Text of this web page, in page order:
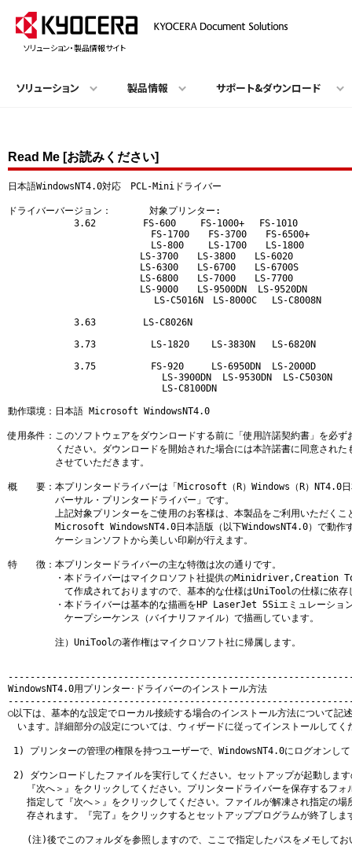
ソリューション・製品情報サイト
ソリューション 製品情報 サポート&ダウンロード
Read Me [お読みください]
日本語WindowsNT4.0対応　PCL-Miniドライバー
ドライバーバージョン：　　　　対象プリンター:
3.62　　　　　FS-600　　 FS-1000+　 FS-1010
FS-1700　　FS-3700　　FS-6500+
LS-800　　 LS-1700　　LS-1800
LS-3700　　LS-3800　　LS-6020
LS-6300　　LS-6700　　LS-6700S
LS-6800　　LS-7000　　LS-7700
LS-9000　　LS-9500DN  LS-9520DN
                  　　　　　LS-C5016N　LS-8000C　 LS-C8008N
3.63　　　　　LS-C8026N
3.73          LS-1820    LS-3830N   LS-6820N
3.75          FS-920     LS-6950DN  LS-2000D
                            LS-3900DN  LS-9530DN  LS-C5030N
                            LS-C8100DN
動作環境：日本語 Microsoft WindowsNT4.0
使用条件：このソフトウェアをダウンロードする前に「使用許諾契約書」を必ず
ください。ダウンロードを開始された場合には本許諾書に同意された
させていただきます。
概　　要：本プリンタードライバーは「Microsoft（R）Windows（R）NT4.0
バーサル・プリンタードライバー」です。
上記対象プリンターをご使用のお客様は、本製品をご利用いただくこ
Microsoft WindowsNT4.0日本語版（以下WindowsNT4.0）で動作す
ケーションソフトから美しい印刷が行えます。
特　　徴：本プリンタードライバーの主な特徴は次の通りです。
・本ドライバーはマイクロソフト社提供のMinidriver,Creation
て作成されておりますので、基本的な仕様はUniToolの仕様に依存
・本ドライバーは基本的な描画をHP LaserJet 5Siエミュレーション
ケープシーケンス（バイナリファイル）で描画しています。
注）UniToolの著作権はマイクロソフト社に帰属します。
WindowsNT4.0用プリンター･ドライバーのインストール方法
○以下は、基本的な設定でローカル接続する場合のインストール方法について記
います。詳細部分の設定については、ウィザードに従ってインストールしてく
1) プリンターの管理の権限を持つユーザーで、WindowsNT4.0にログオンし
2) ダウンロードしたファイルを実行してください。セットアップが起動しま
『次へ＞』をクリックしてください。プリンタードライバーを保存するフ
指定して『次へ＞』をクリックしてください。ファイルが解凍され指定の場
存されます。『完了』をクリックするとセットアッププログラムが終了しま
(注)後でこのフォルダを参照しますので、ここで指定したパスをメモしてお